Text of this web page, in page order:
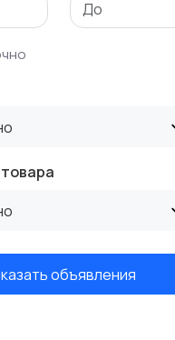
объявления